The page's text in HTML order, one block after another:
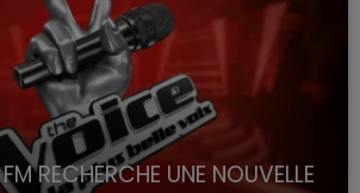
RECHERCHE UNE NOUVELLE